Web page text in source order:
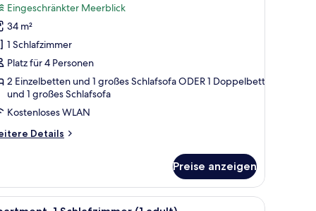
Eingeschränkter Meerblick
34 m²
1 Schlafzimmer
Platz für 4 Personen
2 Einzelbetten und 1 großes Schlafsofa ODER 1 Doppelbett
und 1 großes Schlafsofa
Kostenloses WLAN
Details
Preise anzeigen
mit Stühlen, einer Lampe und zwei gerahmten Bildern an der Wand.
Ein Hotelzimmer mit Küchenzeile, einer